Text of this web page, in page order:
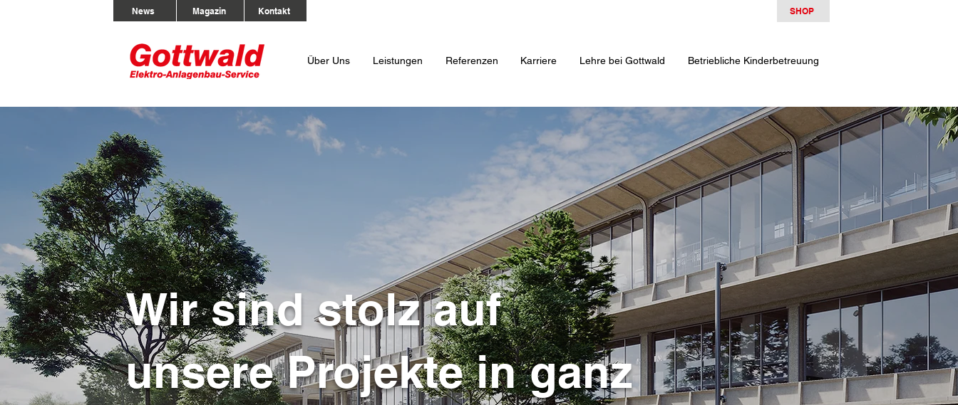
SHOP
Magazin
News Kontakt
Über Uns Leistungen Referenzen Karriere Lehre bei Gottwald Betriebliche Kinderbetreuung
Wir sind stolz auf
unsere Projekte in ganz